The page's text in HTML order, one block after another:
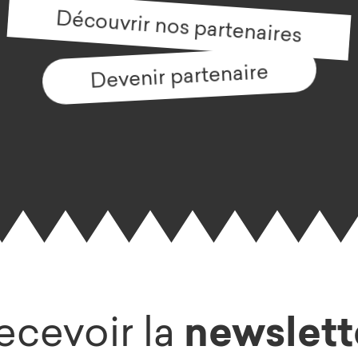
Découvrir nos partenaires
Devenir partenaire
la